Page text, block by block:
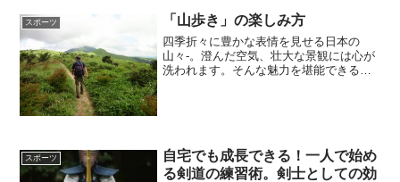
スポーツ 「山歩き」の楽しみ方
四季折々に豊かな表情を見せる日本の
山々-。澄んだ空気、壮大な景観には心が
洗われます。そんな魅力を堪能できる
スポーツ
自宅でも成長できる！一人で始め
る剣道の練習術。剣士としての効